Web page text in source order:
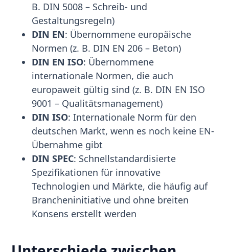
B. DIN 5008 – Schreib- und
Gestaltungsregeln)
DIN EN: Übernommene europäische
Normen (z. B. DIN EN 206 – Beton)
DIN EN ISO: Übernommene
internationale Normen, die auch
europaweit gültig sind (z. B. DIN EN ISO
9001 – Qualitätsmanagement)
DIN ISO: Internationale Norm für den
deutschen Markt, wenn es noch keine EN-
Übernahme gibt
DIN SPEC: Schnellstandardisierte
Spezifikationen für innovative
Technologien und Märkte, die häufig auf
Brancheninitiative und ohne breiten
Konsens erstellt werden